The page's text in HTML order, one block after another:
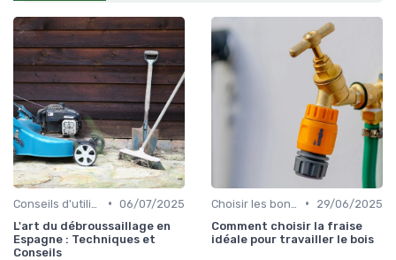
• 06/07/2025
L'art du débroussaillage en
Espagne : Techniques et
Conseils
•
29/06/2025
Comment choisir la fraise
idéale pour travailler le bois